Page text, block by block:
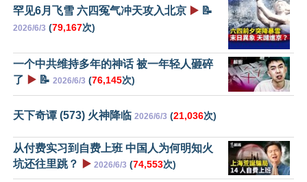
罕见6月飞雪 六四冤气冲天攻入北京 ▶️ 📝
2026/6/3 (79,167次)
一个中共维持多年的神话 被一年轻人砸碎
了 ▶️ 📝 2026/6/3 (76,145次)
天下奇谭 (573) 火神降临 2026/6/3 (21,036次)
从付费实习到自费上班 中国人为何明知火
坑还往里跳？
▶️ 2026/6/3 (74,553次)